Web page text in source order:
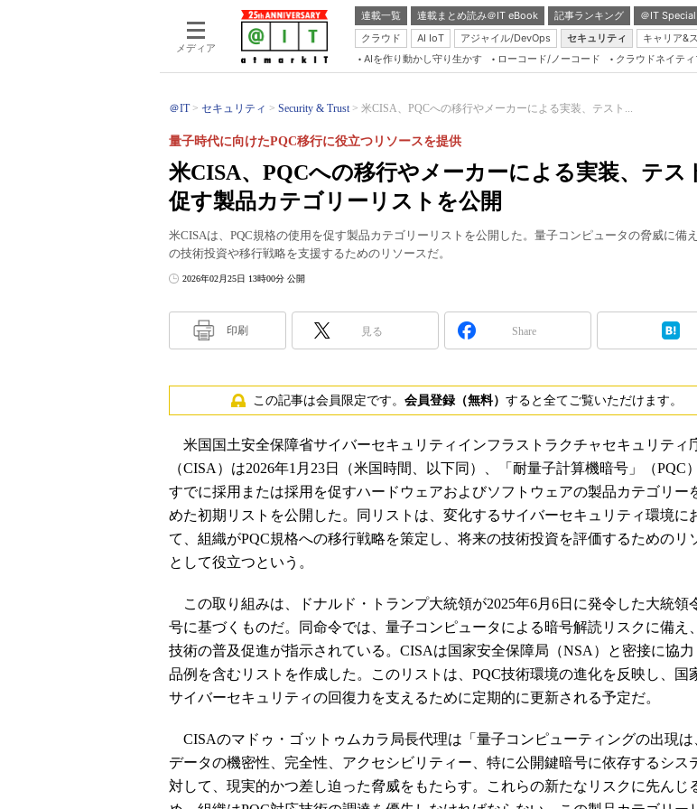
メディア
連載一覧 連載まとめ読み＠IT eBook 記事ランキング ＠IT Special
クラウド
AI IoT アジャイル/DevOps セキュリティ キャリア&
AIを作り動かし守り生かす ローコード/ノーコード クラウドネイテ
＠IT セキュリティ Security & Trust 米CISA、PQCへの移行やメーカーによる実装、テスト...
米CISA、PQCへの移行やメーカーによる実装、テス
促す製品カテゴリーリストを公開
量子時代に向けたPQC移行に役立つリソースを提供
米CISAは、PQC規格の使用を促す製品カテゴリーリストを公開した。量子コンピュータの脅威に備
の技術投資や移行戦略を支援するためのリソースだ。
2026年02月25日 13時00分 公開
印刷 見る Share
この記事は会員限定です。 会員登録（無料） すると全てご覧いただけます。
米国国土安全保障省サイバーセキュリティインフラストラクチャセキュリティ
（CISA）は2026年1月23日（米国時間、以下同）、「耐量子計算機暗号」（PQC
すでに採用または採用を促すハードウェアおよびソフトウェアの製品カテゴリー
めた初期リストを公開した。同リストは、変化するサイバーセキュリティ環境に
て、組織がPQC規格への移行戦略を策定し、将来の技術投資を評価するためのリ
として役立つという。
この取り組みは、ドナルド・トランプ大統領が2025年6月6日に発令した大統領
号に基づくものだ。同命令では、量子コンピュータによる暗号解読リスクに備え
技術の普及促進が指示されている。CISAは国家安全保障局（NSA）と密接に協力
品例を含むリストを作成した。このリストは、PQC技術環境の進化を反映し、国
サイバーセキュリティの回復力を支えるために定期的に更新される予定だ。
CISAのマドゥ・ゴットゥムカラ局長代理は「量子コンピューティングの出現は
データの機密性、完全性、アクセシビリティー、特に公開鍵暗号に依存するシス
対して、現実的かつ差し迫った脅威をもたらす。これらの新たなリスクに先んじ